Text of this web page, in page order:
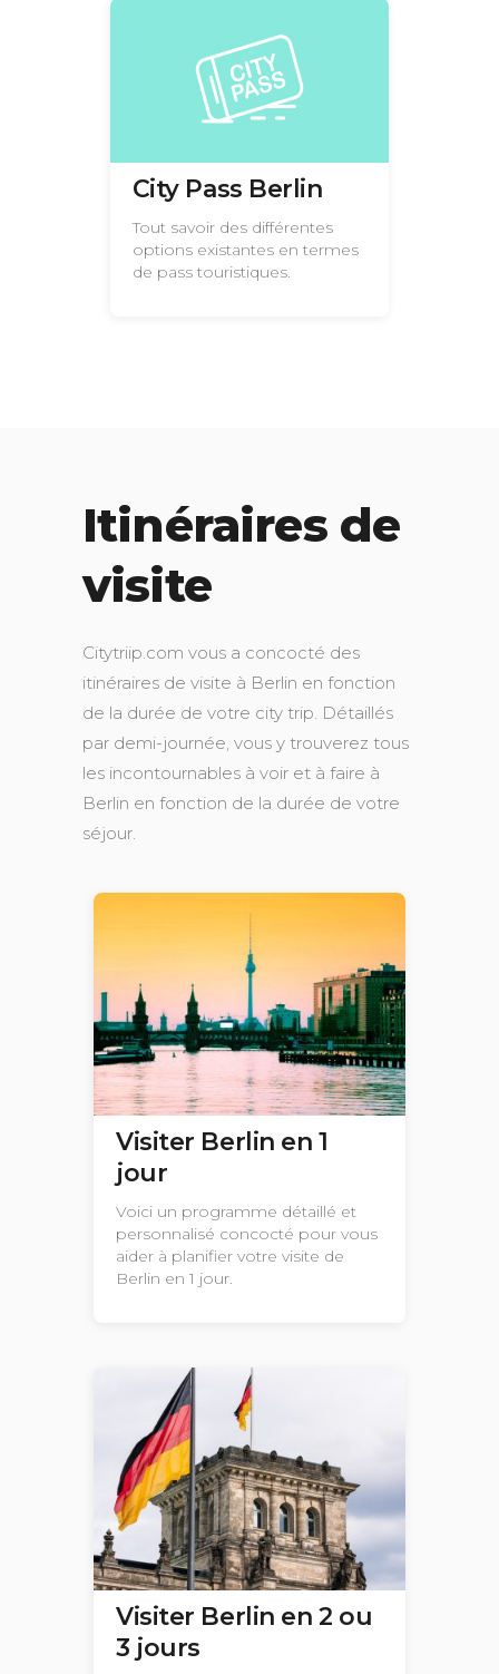
City Pass Berlin
Tout savoir des différentes
options existantes en termes
de pass touristiques.
Itinéraires de
visite
Citytriip.com vous a concocté des
itinéraires de visite à Berlin en fonction
de la durée de votre city trip. Détaillés
par demi-journée, vous y trouverez tous
les incontournables à voir et à faire à
Berlin en fonction de la durée de votre
séjour.
Visiter Berlin en 1
jour
Voici un programme détaillé et
personnalisé concocté pour vous
aider à planifier votre visite de
Berlin en 1 jour.
Visiter Berlin en 2 ou
3 jours